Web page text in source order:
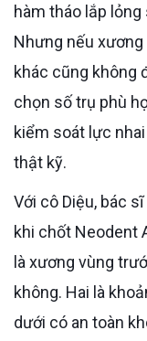
hàm tháo lắp
Nhưng nếu
khác cũng không
chọn số trụ phù
kiểm soát lực
thật kỹ.
Với cô Diệu, bác sĩ sẽ ưu tiên đánh giá ba điểm trước
khi chốt Neodent
là xương vùng
không. Hai là
dưới có an toàn